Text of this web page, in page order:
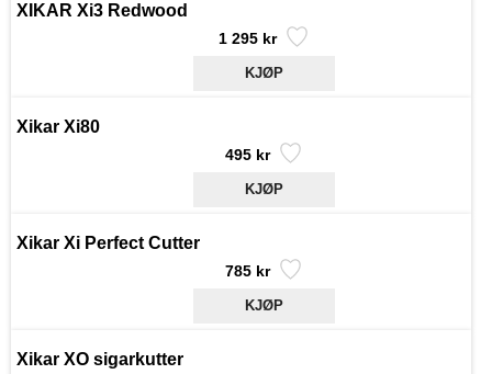
XIKAR Xi3 Redwood
1 295 kr
Xikar Xi80
495 kr
Xikar Xi Perfect Cutter
785 kr
Xikar XO sigarkutter